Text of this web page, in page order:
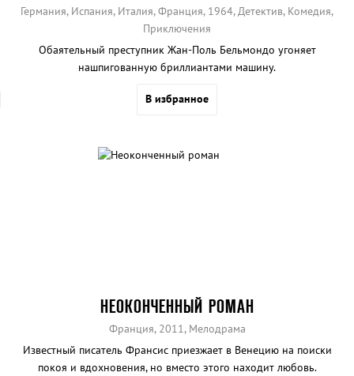
Германия, Испания, Италия, Франция, 1964, Детектив, Комедия,
Приключения
Обаятельный преступник Жан-Поль Бельмондо угоняет
нашпигованную бриллиантами машину.
В избранное
НЕОКОНЧЕННЫЙ РОМАН
Франция, 2011, Мелодрама
Известный писатель Франсис приезжает в Венецию на поиски
покоя и вдохновения, но вместо этого находит любовь.